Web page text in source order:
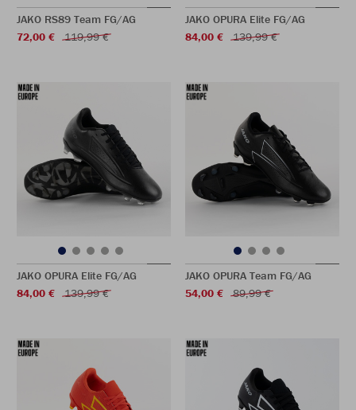
JAKO RS89 Team FG/AG
72,00 €
119,99 €
JAKO OPURA Elite FG/AG
84,00 €
139,99 €
JAKO OPURA Elite FG/AG
84,00 €
139,99 €
JAKO OPURA Team FG/AG
54,00 €
89,99 €